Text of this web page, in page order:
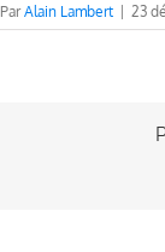
ParAlain Lambert 23